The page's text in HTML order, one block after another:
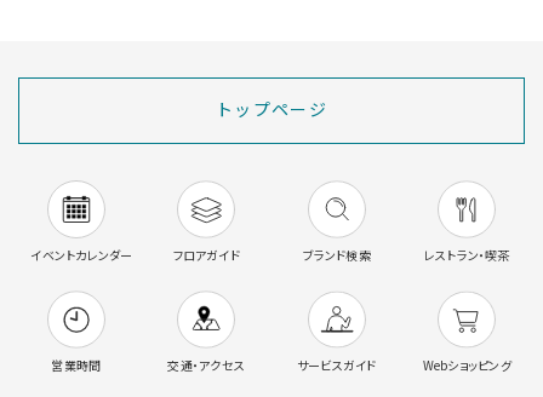
トップページ
イベントカレンダー フロアガイド ブランド検索 レストラン・喫茶
営業時間 交通・アクセス サービスガイド Webショッピング